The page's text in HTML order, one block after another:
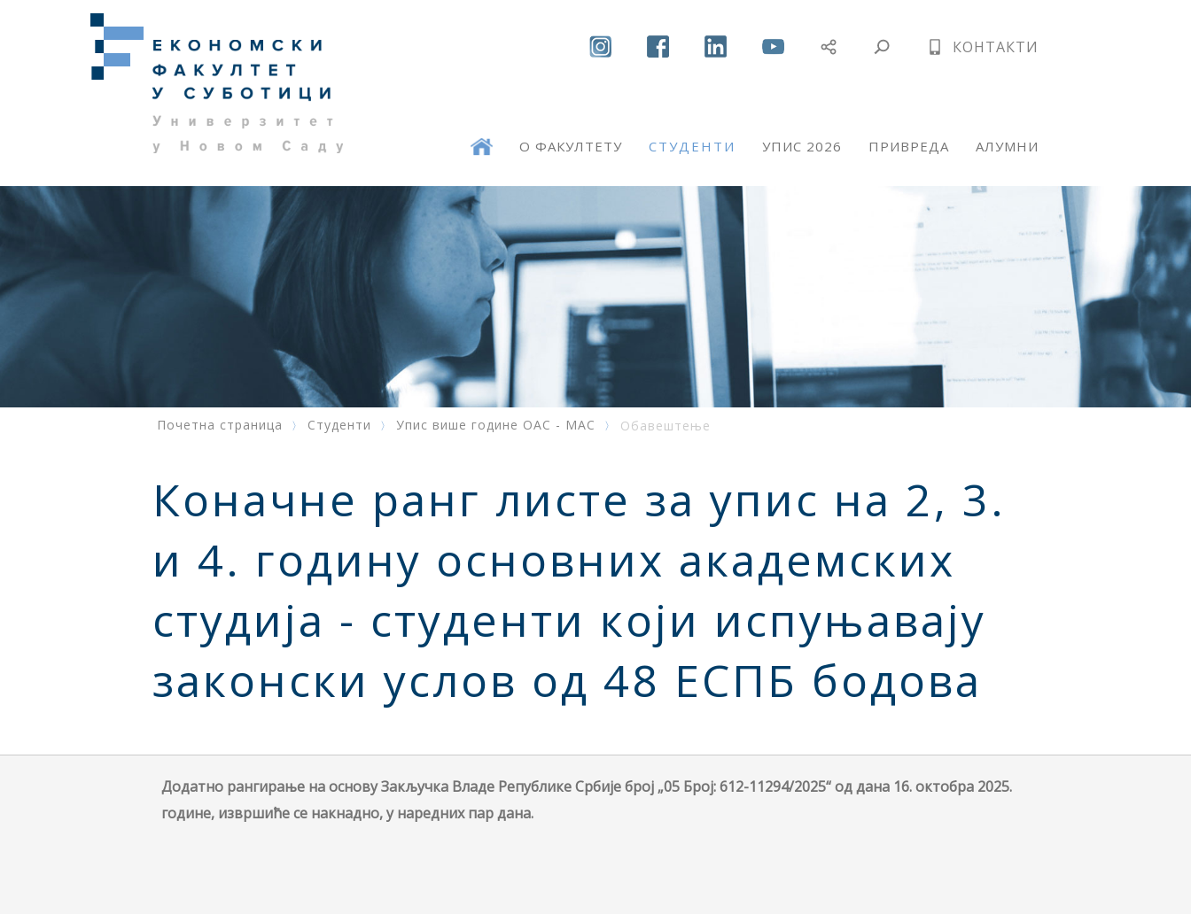
КОНТАКТИ
О ФАКУЛТЕТУ СТУДЕНТИ УПИС 2026 ПРИВРЕДА АЛУМНИ
Почетна страница Студенти Упис више године ОАС - МАС Обавештење
Коначне ранг листе за упис на 2, 3.
и 4. годину основних академских
студија - студенти који испуњавају
законски услов од 48 ЕСПБ бодова
Додатно рангирање на основу Закључка Владе Републике Србије број „05 Број: 612-11294/2025“ од дана 16. октобра 2025.
године, извршиће се накнадно, у наредних пар дана.